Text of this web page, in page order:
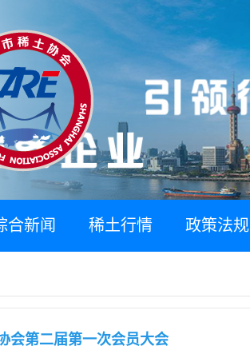
合新闻 稀土行情 政策法规
会第二届第一次会员大会